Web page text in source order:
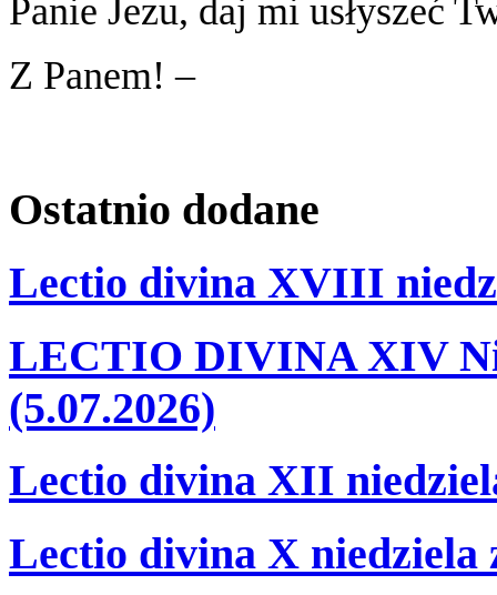
Panie Jezu, daj mi usłyszeć
Z Panem! –
Ostatnio dodane
Lectio divina XVIII
LECTIO DIVINA XIV
(5.07.2026)
Lectio divina XII
Lectio divina X niedziela